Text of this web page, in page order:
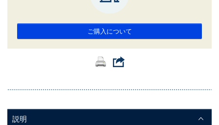
ご購入について
説明